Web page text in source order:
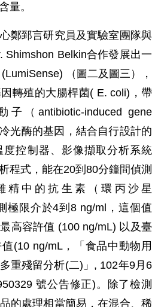
量。
鄭郅言研究員及實驗室團隊與
Shimshon Belkin合作發展出一
（圖二及圖三），
轉殖的大腸桿菌( E. coli)，帶
（antibiotic-induced gene
光酶的基因，結合自行設計的
控制器、影像擷取分析系統
程式，能在20到80分鐘間偵測
精中的抗生素（環丙沙星
極限介於4到8 ng/ml，這個值
高容許值 (100 ng/mL) 以及臺
(10 ng/mL，「食品中動物用
重殘留分析(二)」, 102年9月6
號公告修正)。除了檢測
的處理相當簡易，在混合、稀